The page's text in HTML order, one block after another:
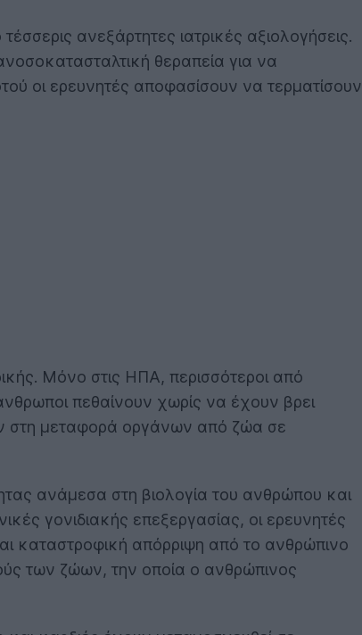
ανεξάρτητες ιατρικές αξιολογήσεις.
θεραπεία για να
οι ερευνητές αποφασίσουν να τερματίσουν
Μόνο στις ΗΠΑ, περισσότεροι από
πεθαίνουν χωρίς να έχουν βρει
στη μεταφορά οργάνων από ζώα σε
ανάμεσα στη βιολογία του ανθρώπου και
γονιδιακής επεξεργασίας, οι ερευνητές
καταστροφική απόρριψη από το ανθρώπινο
των ζώων, την οποία ο ανθρώπινος